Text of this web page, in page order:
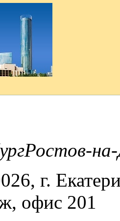
Ростов-
г.
офис 201